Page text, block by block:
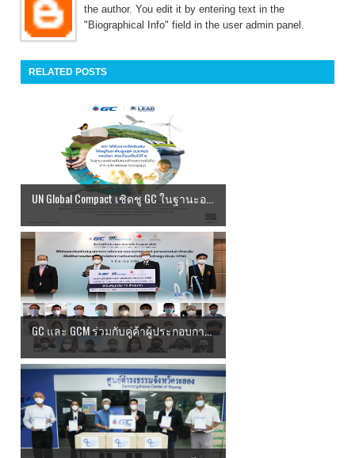
the author. You edit it by entering text in the
"Biographical Info" field in the user admin panel.
RELATED POSTS
UN Global Compact เชิดชู GC ในฐานะอ...
GC และ GCM ร่วมกับคู่ค้าผู้ประกอบกา...